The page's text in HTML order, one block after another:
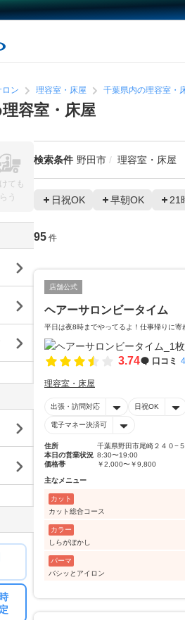
ロン 理容室・床屋 千葉県内の理容室・
容室・床屋
検索条件 野田市 理容室・床屋
日祝OK 早朝OK 21
95 件
店舗公式
ヘアーサロンビータイム
平日は夜8時までやってるよ！仕事帰りに寄
3.74 口コミ
理容室・床屋
出張・訪問対応 日祝OK
電子マネー決済可
住所
千葉県野田市尾崎２４０−５
本日の営業状況 8:30〜19:00
価格帯
￥2,000〜￥9,800
主なメニュー
カット
カット総合コース
カラー
しらがぼかし
パーマ
バシッとアイロン
ても
らう